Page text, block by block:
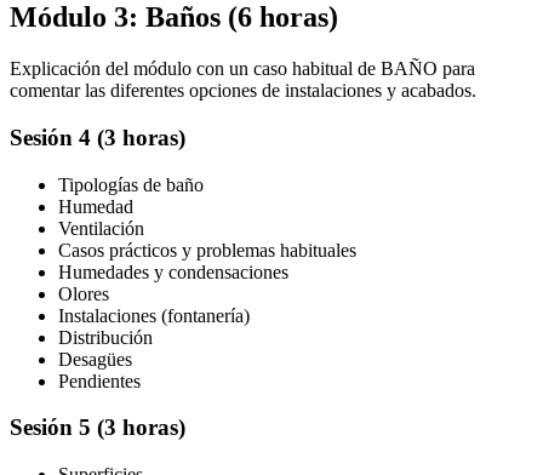
Módulo 3: Baños (6 horas)
Explicación del módulo con un caso habitual de BAÑO para
comentar las diferentes opciones de instalaciones y acabados.
Sesión 4 (3 horas)
Tipologías de baño
Humedad
Ventilación
Casos prácticos y problemas habituales
Humedades y condensaciones
Olores
Instalaciones (fontanería)
Distribución
Desagües
Pendientes
Sesión 5 (3 horas)